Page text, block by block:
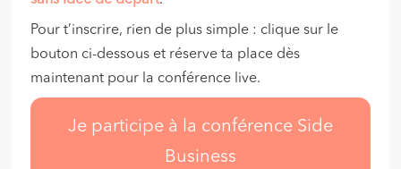
Pour t’inscrire, rien de plus simple : clique sur le
bouton ci-dessous et réserve ta place dès
maintenant pour la conférence live.
Je participe à la conférence Side
Business